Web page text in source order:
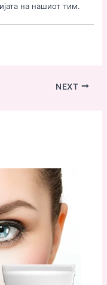
на нашиот тим.
NEXT